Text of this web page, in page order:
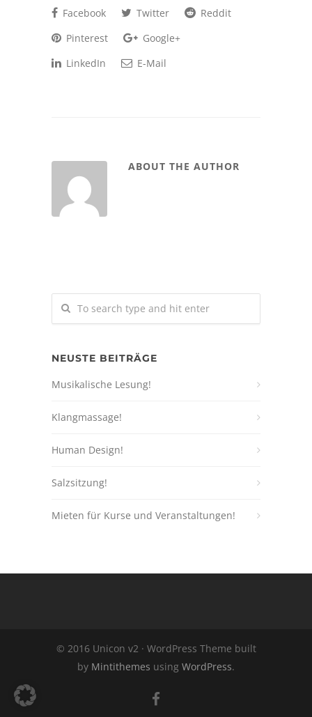
Facebook Twitter
Reddit
Pinterest
Google+
LinkedIn
E-Mail
ABOUT THE AUTHOR
NEUSTE BEITRÄGE
Musikalische Lesung!
Klangmassage!
Human Design!
Salzsitzung!
Mieten für Kurse und Veranstaltungen!
© 2016 Unicon v2 · WordPress Theme built
by Mintithemes using WordPress.